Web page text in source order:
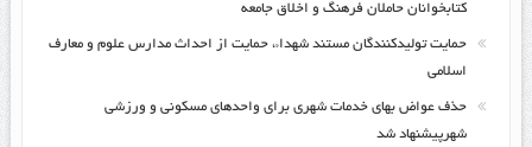
کتابخوانان حاملان فرهنگ و اخلاق جامعه
حمایت تولیدکنندگان مستند شهداء، حمایت از احداث مدارس علوم و معارف
اسلامی
حذف عواض بهای خدمات شهری برای واحدهای مسکونی و ورزشی
شهرپیشنهاد شد